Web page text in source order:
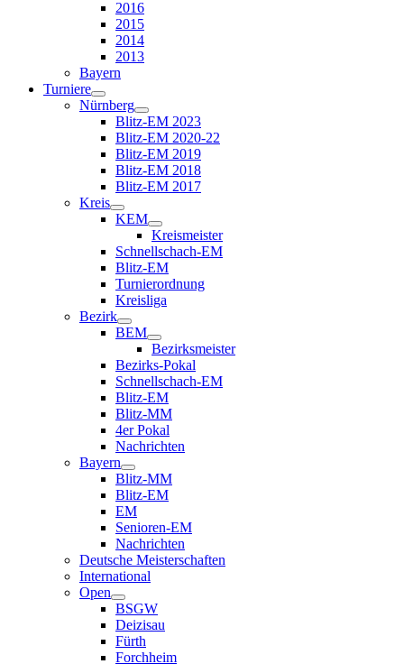
2016
2015
2014
2013
Bayern
Turniere
Nürnberg
Blitz-EM 2023
Blitz-EM 2020-22
Blitz-EM 2019
Blitz-EM 2018
Blitz-EM 2017
Kreis
KEM
Kreismeister
Schnellschach-EM
Blitz-EM
Turnierordnung
Kreisliga
Bezirk
BEM
Bezirksmeister
Bezirks-Pokal
Schnellschach-EM
Blitz-EM
Blitz-MM
4er Pokal
Nachrichten
Bayern
Blitz-MM
Blitz-EM
EM
Senioren-EM
Nachrichten
Deutsche Meisterschaften
International
Open
BSGW
Deizisau
Fürth
Forchheim